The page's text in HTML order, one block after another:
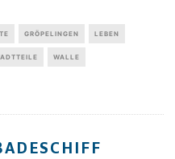
GRÖPELINGEN LEBEN
WALLE